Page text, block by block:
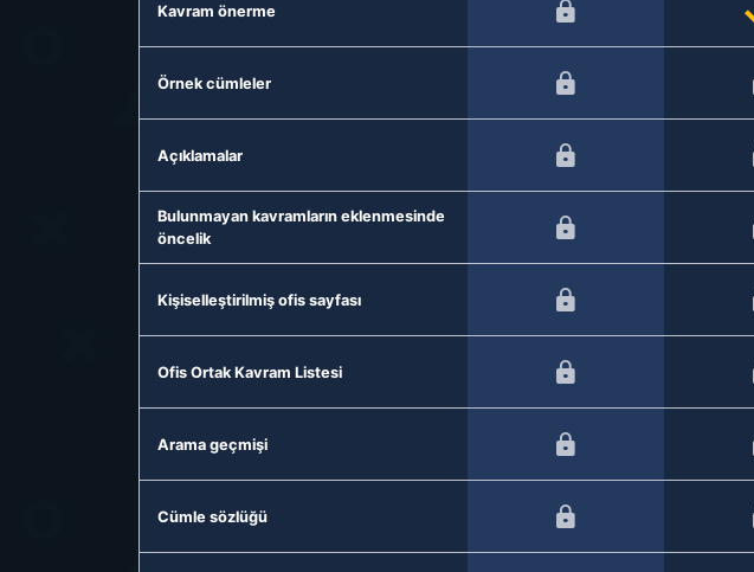
Kavram önerme
Örnek cümleler
Açıklamalar
Bulunmayan kavramların eklenmesinde
öncelik
Kişiselleştirilmiş ofis sayfası
Ofis Ortak Kavram Listesi
Arama geçmişi
Cümle sözlüğü